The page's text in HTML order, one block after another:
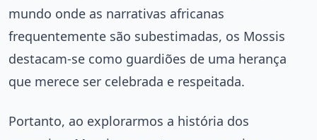
mundo onde as narrativas africanas
frequentemente são subestimadas, os Mossis
destacam-se como guardiões de uma herança
que merece ser celebrada e respeitada.
Portanto, ao explorarmos a história dos